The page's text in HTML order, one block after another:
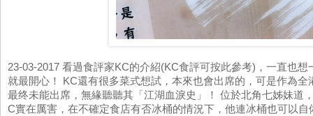
23-03-2017 看過食評家KC的介紹(KC食評可按此參考)，一直也
就最開心！ KC還有很多菜式想試，本來也會出席的，可是作為
最终未能出席，無緣聽聽其「江湖血淚史」！ 位於北角七姊妹
C實在厲害，在不確定食店有否冰桶的情況下，他連冰桶也可以